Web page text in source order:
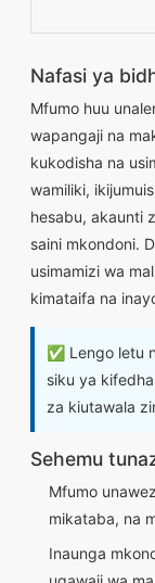
Nafasi ya
Mfumo huu
wapangaji na
kukodisha na
wamiliki,
hesabu, akaunti
saini mkondoni.
usimamizi wa
kimataifa na
✅ Lengo letu
siku ya
za kiutawala
Sehemu
Mfumo
mikataba, na
Inaunga